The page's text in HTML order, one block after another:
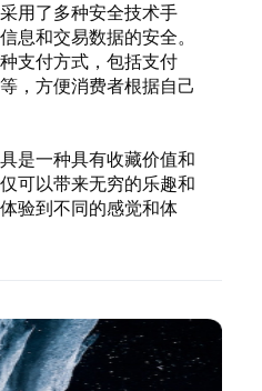
用了多种安全技术手
息和交易数据的安全。
支付方式，包括支付
，方便消费者根据自己
是一种具有收藏价值和
可以带来无穷的乐趣和
验到不同的感觉和体